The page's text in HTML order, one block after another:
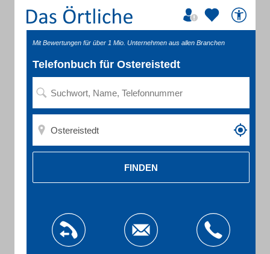
Mit Bewertungen für über 1 Mio. Unternehmen aus allen Branchen
Telefonbuch für Ostereistedt
FINDEN